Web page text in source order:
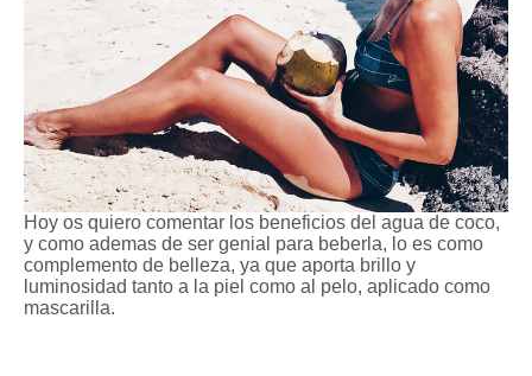
Hoy os quiero comentar los beneficios del agua de coco,
y como ademas de ser genial para beberla, lo es como
complemento de belleza, ya que aporta brillo y
luminosidad tanto a la piel como al pelo, aplicado como
mascarilla.